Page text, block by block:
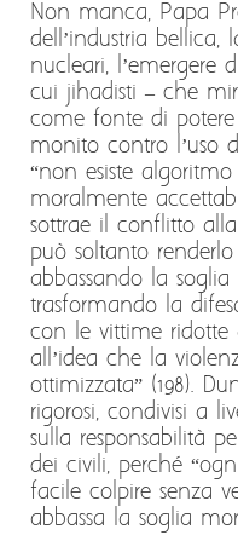
Non manca, Papa
dell’industria
nucleari, l’emergere
cui jihadisti – che
come fonte di
monito contro l’uso
“non esiste
moralmente
sottrae il conflitto
può soltanto
abbassando la
trasformando la
con le vittime ridotte
all’idea che la
ottimizzata” (198).
rigorosi, condivisi a
sulla responsabilità
dei civili, perché
facile colpire senza
abbassa la soglia